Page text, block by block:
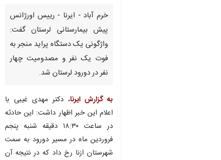
خرم آباد - ایرنا - رییس اورژانس
پیش بیمارستانی لرستان گفت:
واژگونی یک دستگاه پراید منجر به
فوت یک نفر و مصدومیت چهار
نفر در دورود لرستان شد.
به گزارش ایرنا، دکتر مهدی غیبی با
اعلام این خبر اظهار داشت: این حادثه
در ساعت ۱۸:۳۰ دقیقه شنبه پنجم
فروردین ماه در مسیر دورود به سمت
شهرستان ازنا رخ داد که در نتیجه آن